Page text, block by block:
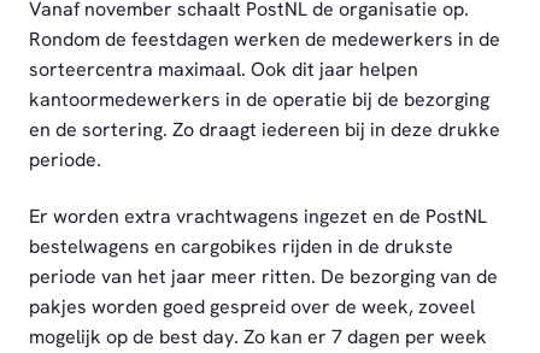
Vanaf november schaalt PostNL de organisatie op.
Rondom de feestdagen werken de medewerkers in de
sorteercentra maximaal. Ook dit jaar helpen
kantoormedewerkers in de operatie bij de bezorging
en de sortering. Zo draagt iedereen bij in deze drukke
periode.
Er worden extra vrachtwagens ingezet en de PostNL
bestelwagens en cargobikes rijden in de drukste
periode van het jaar meer ritten. De bezorging van de
pakjes worden goed gespreid over de week, zoveel
mogelijk op de best day. Zo kan er 7 dagen per week